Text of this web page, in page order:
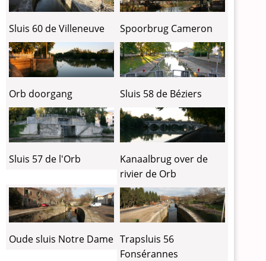
Sluis 60 de Villeneuve Spoorbrug Cameron
Orb doorgang Sluis 58 de Béziers
Sluis 57 de l'Orb
Kanaalbrug over de
rivier de Orb
Oude sluis Notre Dame Trapsluis 56
Fonsérannes